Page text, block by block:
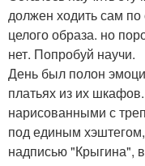
должен ходить сам
целого образа. но
нет. Попробуй научи.
День был полон
платьях из их
нарисованными с
под единым
надписью "Крыгина",